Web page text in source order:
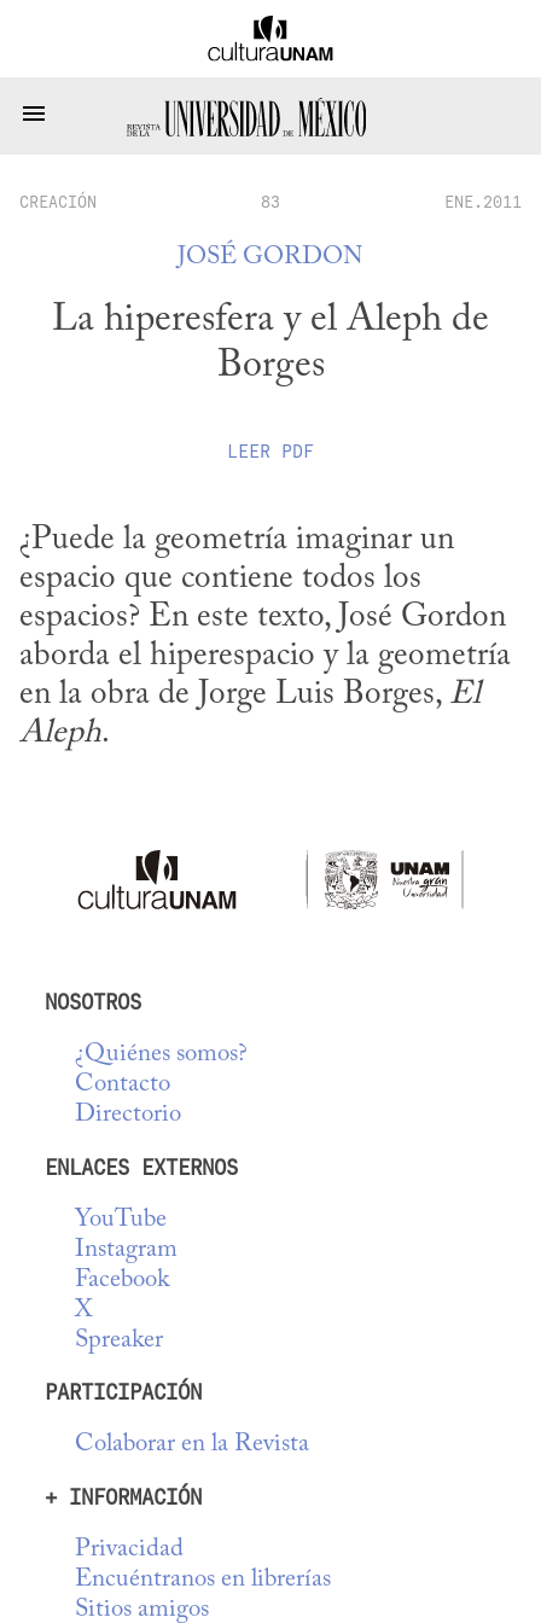
CREACIÓN 83 ENE.2011
JOSÉ GORDON
La hiperesfera y el Aleph de
Borges
LEER PDF
¿Puede la geometría imaginar un
espacio que contiene todos los
espacios? En este texto, José Gordon
aborda el hiperespacio y la geometría
en la obra de Jorge Luis Borges, El
Aleph.
NOSOTROS
¿Quiénes somos?
Contacto
Directorio
ENLACES EXTERNOS
YouTube
Instagram
Facebook
X
Spreaker
PARTICIPACIÓN
Colaborar en la Revista
+ INFORMACIÓN
Privacidad
Encuéntranos en librerías
Sitios amigos